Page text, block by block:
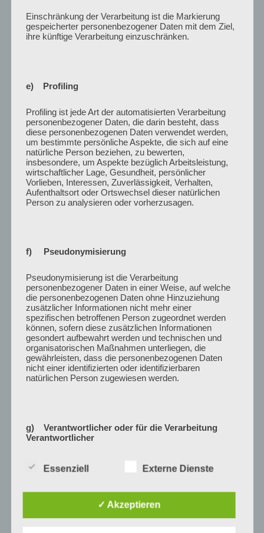
09:30 – 11:15 Uhr
11:30 – 13:00 Uhr
Fortsetzung interne Verständigung zum
Fortsetzungsantrag
Vorstellung und Diskussion der Ergebnisse aus den
Arbeitsgruppen
Kontakt
Forschungskoordinator
Einschränkung der Verarbeitung ist die Markierung
gespeicherter personenbezogener Daten mit dem Ziel,
ihre künftige Verarbeitung einzuschränken.
e) Profiling
Profiling ist jede Art der automatisierten Verarbeitung
personenbezogener Daten, die darin besteht, dass
diese personenbezogenen Daten verwendet werden,
um bestimmte persönliche Aspekte, die sich auf eine
natürliche Person beziehen, zu bewerten,
insbesondere, um Aspekte bezüglich Arbeitsleistung,
wirtschaftlicher Lage, Gesundheit, persönlicher
Vorlieben, Interessen, Zuverlässigkeit, Verhalten,
Aufenthaltsort oder Ortswechsel dieser natürlichen
Person zu analysieren oder vorherzusagen.
f) Pseudonymisierung
Pseudonymisierung ist die Verarbeitung
personenbezogener Daten in einer Weise, auf welche
die personenbezogenen Daten ohne Hinzuziehung
zusätzlicher Informationen nicht mehr einer
spezifischen betroffenen Person zugeordnet werden
können, sofern diese zusätzlichen Informationen
gesondert aufbewahrt werden und technischen und
organisatorischen Maßnahmen unterliegen, die
gewährleisten, dass die personenbezogenen Daten
nicht einer identifizierten oder identifizierbaren
natürlichen Person zugewiesen werden.
g) Verantwortlicher oder für die Verarbeitung
Verantwortlicher
Verantwortlicher oder für die Verarbeitung
Verantwortlicher ist die natürliche oder juristische
allein oder gemeinsam mit anderen über die Zwecke
und Mittel der Verarbeitung von personenbezogenen
Daten entscheidet. Sind die Zwecke und Mittel dieser
Essenziell Externe Dienste
✓ Akzeptieren